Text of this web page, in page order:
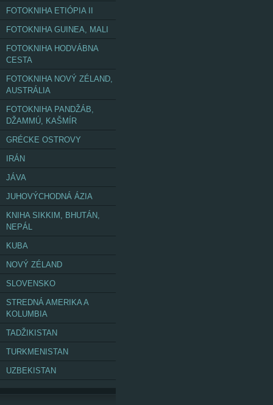
FOTOKNIHA ETIÓPIA II
FOTOKNIHA GUINEA, MALI
FOTOKNIHA HODVÁBNA
CESTA
FOTOKNIHA NOVÝ ZÉLAND,
AUSTRÁLIA
FOTOKNIHA PANDŽÁB,
DŽAMMÚ, KAŠMÍR
GRÉCKE OSTROVY
IRÁN
JÁVA
JUHOVÝCHODNÁ ÁZIA
KNIHA SIKKIM, BHUTÁN,
NEPÁL
KUBA
NOVÝ ZÉLAND
SLOVENSKO
STREDNÁ AMERIKA A
KOLUMBIA
TADŽIKISTAN
TURKMENISTAN
UZBEKISTAN